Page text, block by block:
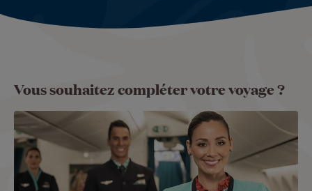
Vous souhaitez compléter votre voyage ?